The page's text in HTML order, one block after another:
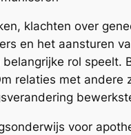
klachten over
en het aansturen
rol speelt.
relaties met andere
voor